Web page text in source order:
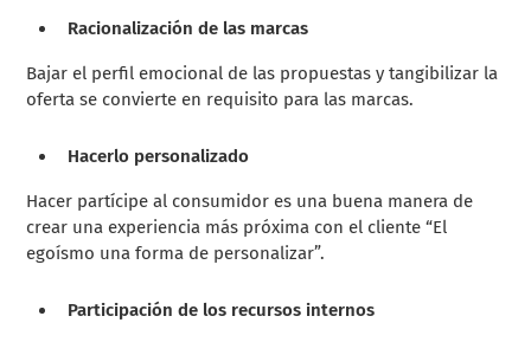
Racionalización de las marcas
Bajar el perfil emocional de las propuestas y tangibilizar la
oferta se convierte en requisito para las marcas.
Hacerlo personalizado
Hacer partícipe al consumidor es una buena manera de
crear una experiencia más próxima con el cliente “El
egoísmo una forma de personalizar”.
Participación de los recursos internos